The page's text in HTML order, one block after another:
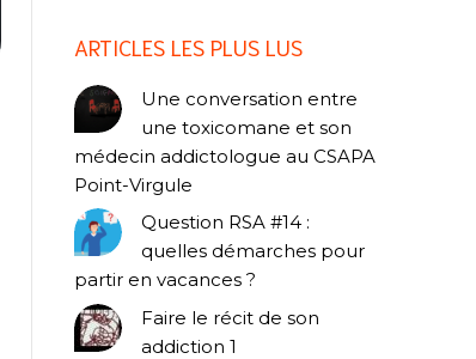
ARTICLES LES PLUS LUS
Une conversation entre
une toxicomane et son
médecin addictologue au CSAPA
Point-Virgule
Question RSA #14 :
quelles démarches pour
partir en vacances ?
Faire le récit de son
addiction 1